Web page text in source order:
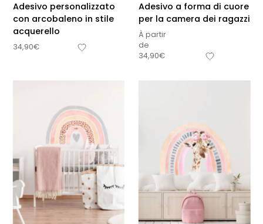
Adesivo personalizzato
con arcobaleno in stile
acquerello
34,90€
Adesivo a forma di cuore
per la camera dei ragazzi
À partir
de
34,90€